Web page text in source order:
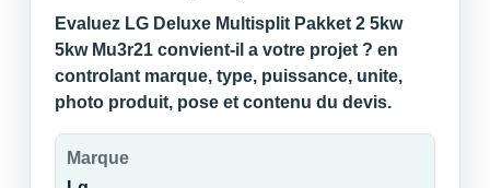
Evaluez LG Deluxe Multisplit Pakket 2 5kw
5kw Mu3r21 convient-il a votre projet ? en
controlant marque, type, puissance, unite,
photo produit, pose et contenu du devis.
Marque